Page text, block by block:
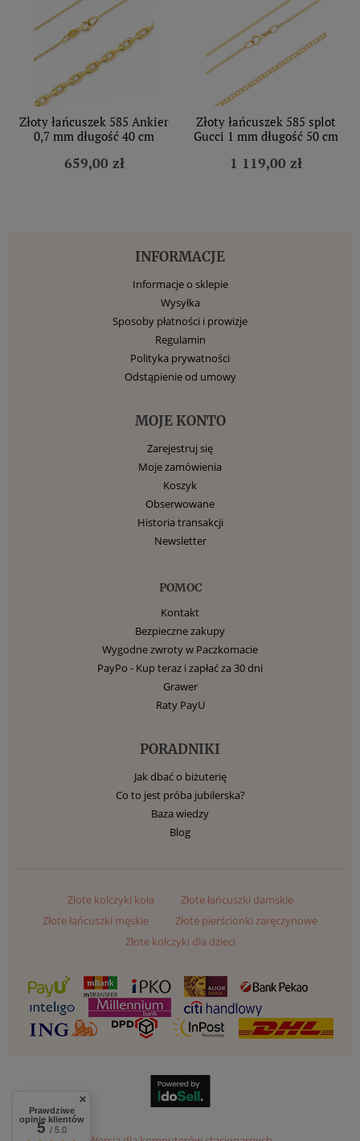
Złoty łańcuszek 585 Ankier
0,7 mm długość 40 cm
659,00 zł
Złoty łańcuszek 585 splot
Gucci 1 mm długość 50 cm
1 119,00 zł
INFORMACJE
Informacje o sklepie
Wysyłka
Sposoby płatności i prowizje
Regulamin
Polityka prywatności
Odstąpienie od umowy
MOJE KONTO
Zarejestruj się
Moje zamówienia
Koszyk
Obserwowane
Historia transakcji
Newsletter
POMOC
Kontakt
Bezpieczne zakupy
Wygodne zwroty w Paczkomacie
PayPo - Kup teraz i zapłać za 30 dni
Grawer
Raty PayU
PORADNIKI
Jak dbać o biżuterię
Co to jest próba jubilerska?
Baza wiedzy
Blog
Złote kolczyki koła
Złote łańcuszki damskie
Złote łańcuszki męskie
Złote pierścionki zaręczynowe
Złote kolczyki dla dzieci
Prawdziwe
opinie klientów
5/ 5.0